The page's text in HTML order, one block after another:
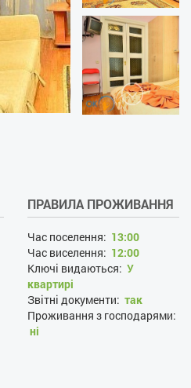
ПРАВИЛА ПРОЖИВАННЯ
Час поселення: 13:00
Час виселення: 12:00
Ключі видаються: У
квартирі
Звітні документи: так
Проживання з господарями:
ні